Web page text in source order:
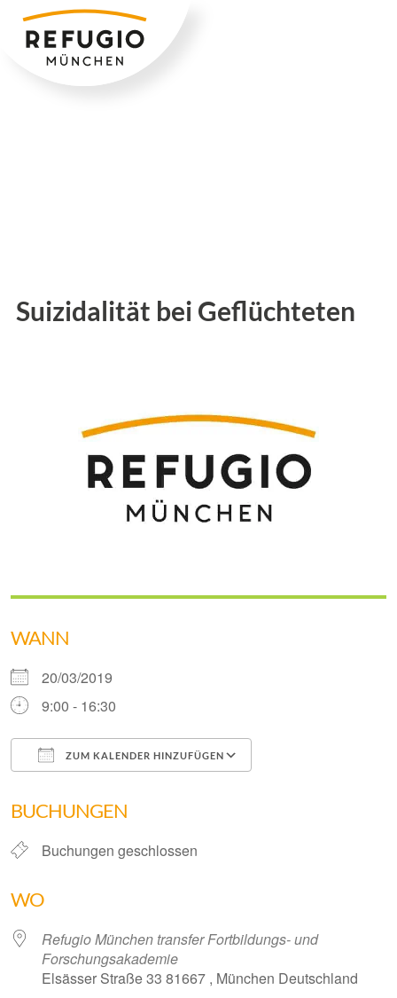
Zum
Inhalt
springen
Suizidalität bei Geflüchteten
WANN
20/03/2019
9:00 - 16:30
ZUM KALENDER HINZUFÜGEN
BUCHUNGEN
Buchungen geschlossen
WO
Refugio München transfer Fortbildungs- und
Forschungsakademie
Elsässer Straße 33 81667 , München Deutschland